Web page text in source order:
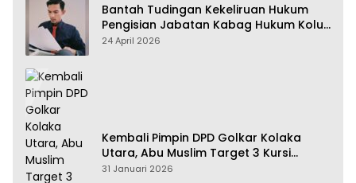
Bantah Tudingan Kekeliruan Hukum
Pengisian Jabatan Kabag Hukum Kolut,
Tim Advokasi Nilai Menyesatkan
24 April 2026
Kembali Pimpin DPD Golkar Kolaka
Utara, Abu Muslim Target 3 Kursi
Pemilu 2029
31 Januari 2026